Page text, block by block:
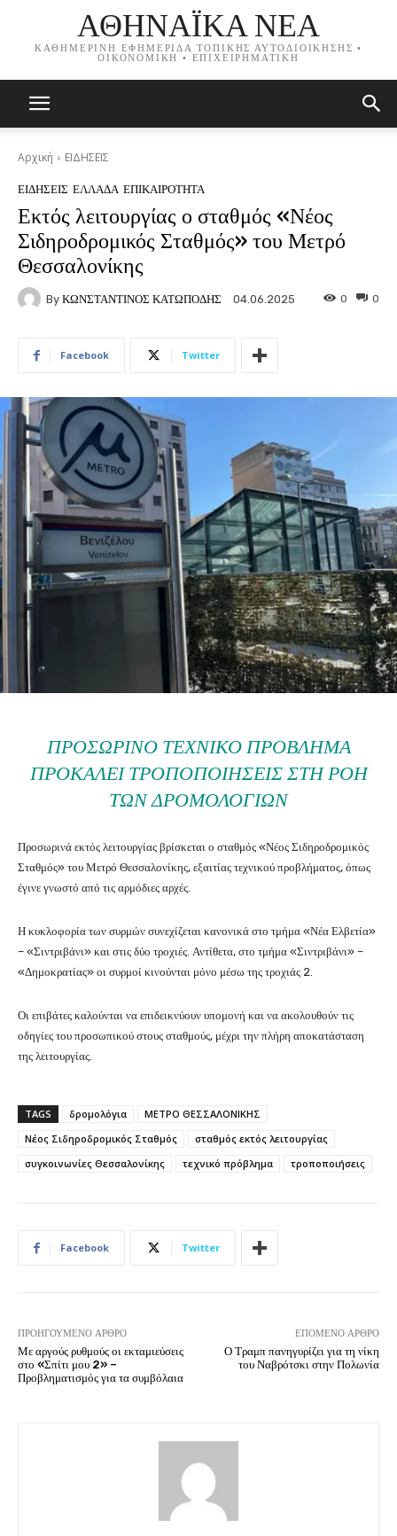
ΑΘΗΝΑΪΚΑ ΝΕΑ
ΚΑΘΗΜΕΡΙΝΗ ΕΦΗΜΕΡΙΔΑ ΤΟΠΙΚΗΣ ΑΥΤΟΔΙΟΙΚΗΣΗΣ •
ΟΙΚΟΝΟΜΙΚΗ • ΕΠΙΧΕΙΡΗΜΑΤΙΚΗ
Αρχική ΕΙΔΗΣΕΙΣ
ΕΙΔΗΣΕΙΣ ΕΛΛΑΔΑ ΕΠΙΚΑΙΡΟΤΗΤΑ
Εκτός λειτουργίας ο σταθμός «Νέος
Σιδηροδρομικός Σταθμός» του Μετρό
Θεσσαλονίκης
By ΚΩΝΣΤΑΝΤΙΝΟΣ ΚΑΤΩΠΟΔΗΣ 04.06.2025 0
0
Facebook Twitter
ΠΡΟΣΩΡΙΝΌ ΤΕΧΝΙΚΌ ΠΡΌΒΛΗΜΑ
ΠΡΟΚΑΛΕΊ ΤΡΟΠΟΠΟΙΉΣΕΙΣ ΣΤΗ ΡΟΉ
ΤΩΝ ΔΡΟΜΟΛΟΓΊΩΝ
Προσωρινά εκτός λειτουργίας βρίσκεται ο σταθμός «Νέος Σιδηροδρομικός
Σταθμός» του Μετρό Θεσσαλονίκης, εξαιτίας τεχνικού προβλήματος, όπως
έγινε γνωστό από τις αρμόδιες αρχές.
Η κυκλοφορία των συρμών συνεχίζεται κανονικά στο τμήμα «Νέα Ελβετία»
– «Σιντριβάνι» και στις δύο τροχιές. Αντίθετα, στο τμήμα «Σιντριβάνι» –
«Δημοκρατίας» οι συρμοί κινούνται μόνο μέσω της τροχιάς 2.
Οι επιβάτες καλούνται να επιδεικνύουν υπομονή και να ακολουθούν τις
οδηγίες του προσωπικού στους σταθμούς, μέχρι την πλήρη αποκατάσταση
της λειτουργίας.
TAGS δρομολόγια
ΜΕΤΡΟ ΘΕΣΣΑΛΟΝΙΚΗΣ
Νέος Σιδηροδρομικός Σταθμός
σταθμός εκτός λειτουργίας
συγκοινωνίες Θεσσαλονίκης
τεχνικό πρόβλημα τροποποιήσεις
Facebook Twitter
ΠΡΟΗΓΟΎΜΕΝΟ ΆΡΘΡΟ
Με αργούς ρυθμούς οι εκταμιεύσεις
στο «Σπίτι μου 2» –
Προβληματισμός για τα συμβόλαια
ΕΠΌΜΕΝΟ ΆΡΘΡΟ
Ο Τραμπ πανηγυρίζει για τη νίκη
του Ναβρότσκι στην Πολωνία